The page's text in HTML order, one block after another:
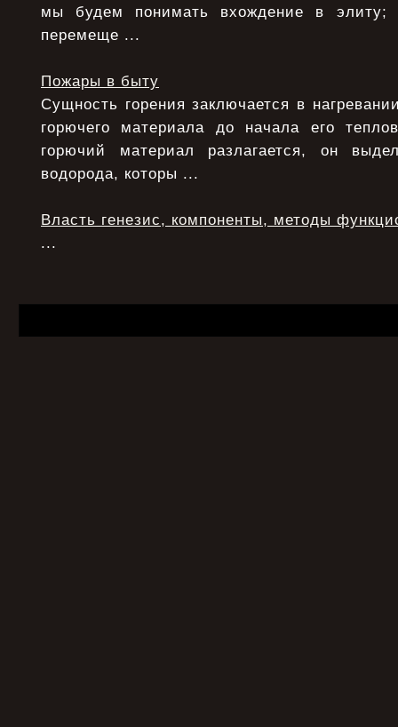
мы будем понимать вхождение в
перемеще ...
Пожары в быту
Сущность горения заключается в
горючего материала до начала его
горючий материал разлагается, он
водорода, которы ...
Власть генезис, компоненты, методы
...